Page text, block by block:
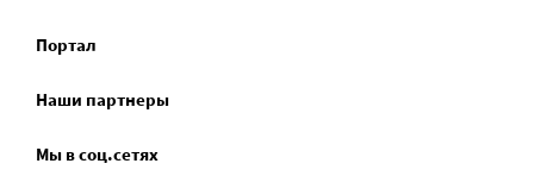
Портал
Наши партнеры
Мы в соц.сетях